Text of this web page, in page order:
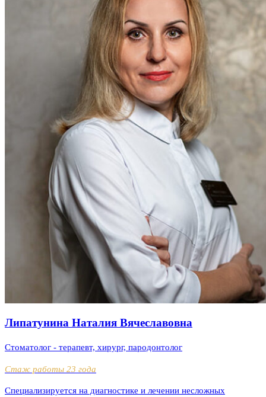
Липатунина Наталия Вячеславовна
Стоматолог - терапевт, хирург, пародонтолог
Стаж работы 23 года
Специализируется на диагностике и лечении несложных